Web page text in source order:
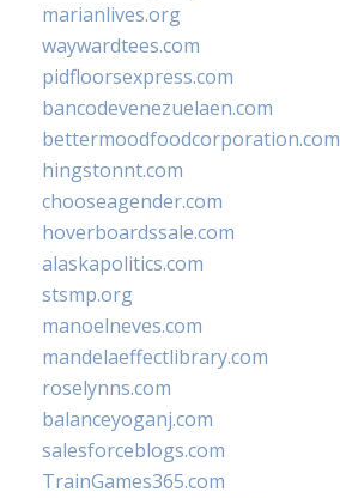
marianlives.org
waywardtees.com
pidfloorsexpress.com
bancodevenezuelaen.com
bettermoodfoodcorporation.com
hingstonnt.com
chooseagender.com
hoverboardssale.com
alaskapolitics.com
stsmp.org
manoelneves.com
mandelaeffectlibrary.com
roselynns.com
balanceyoganj.com
salesforceblogs.com
TrainGames365.com